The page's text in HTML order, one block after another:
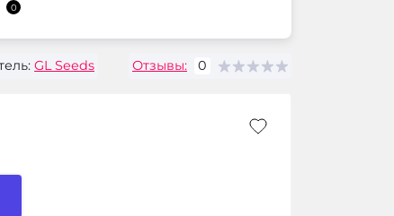
0
GL Seeds Отзывы: 0